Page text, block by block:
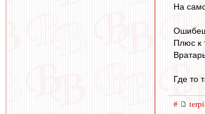
На
Плюс к
Где то
#